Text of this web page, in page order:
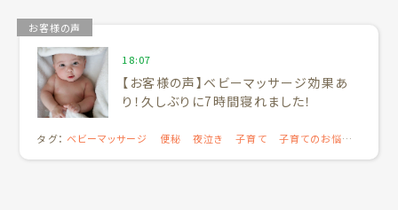
18:07
【お客様の声】ベビーマッサージ効果あ
り！久しぶりに7時間寝れました！
お客様の声
タグ： ベビーマッサージ 便秘 夜泣き 子育て 子育てのお悩み
解決 育児の悩み